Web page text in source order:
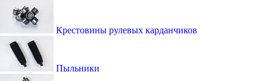
Крестовины рулевых карданчиков
Пыльники